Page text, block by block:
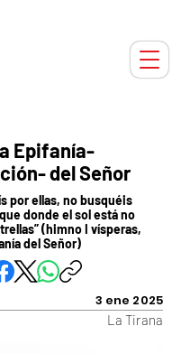
Epifanía-
del Señor
por ellas, no busquéis
donde el sol está no
(himno I vísperas,
del Señor)
3 ene 2025
La Tirana